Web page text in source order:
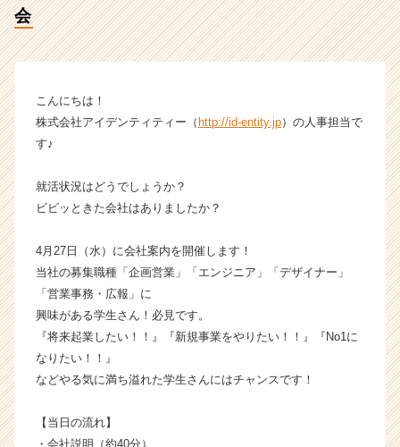
ン
ー・
長
業
か
ら
ス
カ
が
会
こんにちは！
株式会社アイデンティティー（ http://id-entity.jp）の人事担当で
す♪
就活状況はどうでしょうか？
ビビッときた会社はありましたか？
4月27日（水）に会社案内を開催します！
当社の募集職種「企画営業」「エンジニア」「デザイナー」
「営業事務・広報」に
興味がある学生さん！必見です。
『将来起業したい！！』『新規事業をやりたい！！』『No1に
なりたい！！』
などやる気に満ち溢れた学生さんにはチャンスです！
【当日の流れ】
・会社説明（約40分）